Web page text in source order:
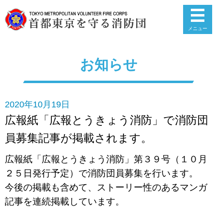
メニュー
お知らせ
2020年10月19日
広報紙「広報とうきょう消防」で消防団
員募集記事が掲載されます。
広報紙「広報とうきょう消防」第３９号（１０月
２５日発行予定）で消防団員募集を行います。
今後の掲載も含めて、ストーリー性のあるマンガ
記事を連続掲載しています。